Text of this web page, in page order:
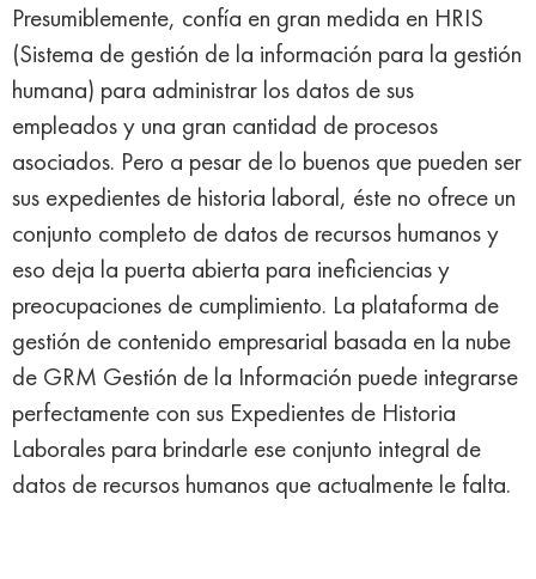
Presumiblemente, confía en gran medida en HRIS
(Sistema de gestión de la información para la gestión
humana) para administrar los datos de sus
empleados y una gran cantidad de procesos
asociados. Pero a pesar de lo buenos que pueden ser
sus expedientes de historia laboral, éste no ofrece un
conjunto completo de datos de recursos humanos y
eso deja la puerta abierta para ineficiencias y
preocupaciones de cumplimiento. La plataforma de
gestión de contenido empresarial basada en la nube
de GRM Gestión de la Información puede integrarse
perfectamente con sus Expedientes de Historia
Laborales para brindarle ese conjunto integral de
datos de recursos humanos que actualmente le falta.